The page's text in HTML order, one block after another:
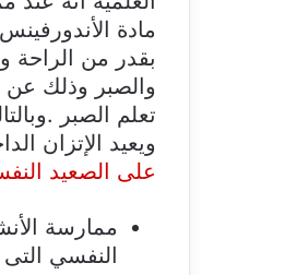
مادة
بقدر من الراحة
والصبر وذلك
تعلم الصبر
ويعيد الإتزان
على الصعيد
ممارسة
النفسي التى